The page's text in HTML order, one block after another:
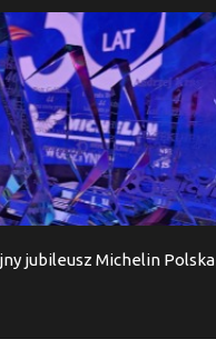
jubileusz Michelin Polska